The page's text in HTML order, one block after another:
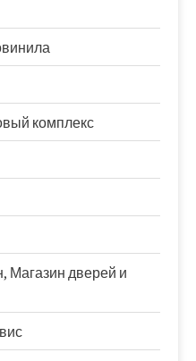
комплекс
Магазин дверей и